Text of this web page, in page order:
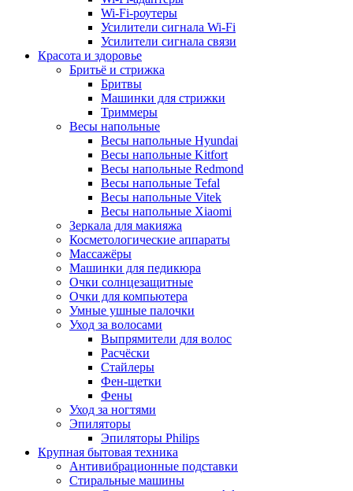
Wi-Fi-роутеры
Усилители сигнала Wi-Fi
Усилители сигнала связи
Красота и здоровье
Бритьё и стрижка
Бритвы
Машинки для стрижки
Триммеры
Весы напольные
Весы напольные Hyundai
Весы напольные Kitfort
Весы напольные Redmond
Весы напольные Tefal
Весы напольные Vitek
Весы напольные Xiaomi
Зеркала для макияжа
Косметологические аппараты
Массажёры
Машинки для педикюра
Очки cолнцезащитные
Очки для компьютера
Умные ушные палочки
Уход за волосами
Выпрямители для волос
Расчёски
Стайлеры
Фен-щетки
Фены
Уход за ногтями
Эпиляторы
Эпиляторы Philips
Крупная бытовая техника
Антивибрационные подставки
Стиральные машины